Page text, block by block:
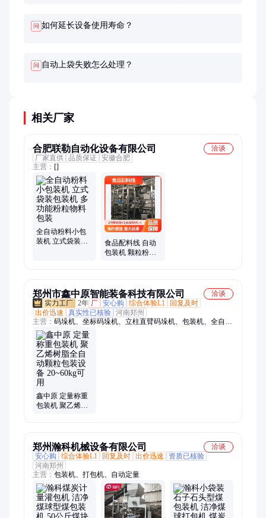
问 如何延长设备使用寿命？
问 自动上袋失败怎么处理？
相关厂家
合肥联勒自动化设备有限公司
洽谈
厂家直供 品质保证 安徽合肥
主营： []
全自动粉料小包
装机 立式袋装包
食品配料线 自动
包装机 颗粒粉末
郑州市鑫中原智能装备科技有限公司
洽谈
2年 厂 安心购 综合体验L1
回复及时
出价迅速
真实性已核验 河南郑州
主营： 码垛机、坐标码垛机、立柱直臂码垛机、包装机、全自动
包装机、面粉包装机、吨袋包装机、粮食包装机、化工包装机、
饲料包装机、沥青包装机、立柱拐臂码垛机、拆垛机、立柱码垛
机、堆垛机、包装生产线、防爆码垛机、粮食码垛机、小型堆垛
机、自动打包机、编织袋码垛机
鑫中原 定量称重
包装机 聚乙烯树
郑州瀚科机械设备有限公司
洽谈
安心购
综合体验L1 回复及时 出价迅速
资质已核验
河南郑州
主营： 包装机、打包机、自动定量